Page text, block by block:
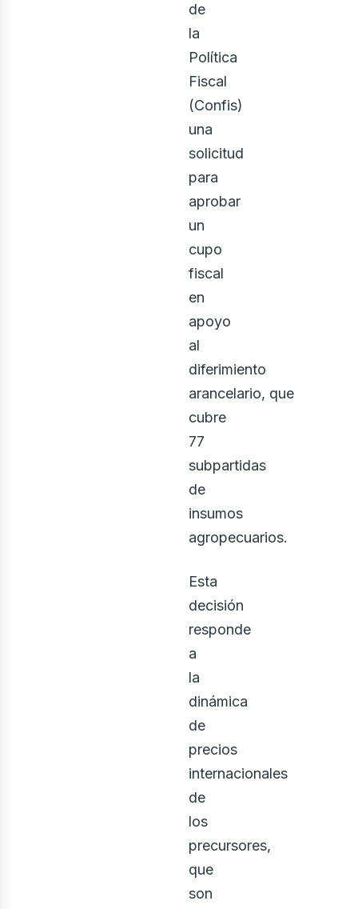
de
la
Política
Fiscal
(Confis)
una
solicitud
para
aprobar
un
cupo
fiscal
en
apoyo
al
diferimiento
arancelario, que
cubre
77
subpartidas
de
insumos
agropecuarios.
Esta
decisión
responde
a
la
dinámica
de
precios
internacionales
de
los
precursores,
que
son